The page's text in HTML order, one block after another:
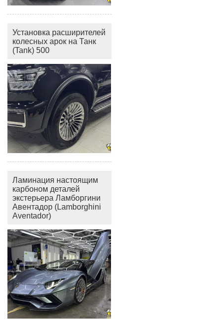
Установка расширителей
колесных арок на Танк
(Tank) 500
Ламинация настоящим
карбоном деталей
экстерьера Ламборгини
Авентадор (Lamborghini
Aventador)